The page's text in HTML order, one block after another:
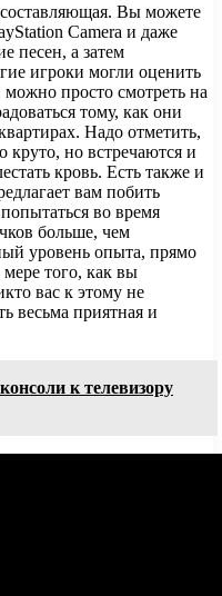
Вы можете
Camera и даже
песен, а затем
игроки могли оценить
просто смотреть на
тому, как они
Надо отметить,
круто, но встречаются и
кровь. Есть также и
вам побить
во время
больше, чем
уровень опыта, прямо
того, как вы
вас к этому не
весьма приятная и
к телевизору